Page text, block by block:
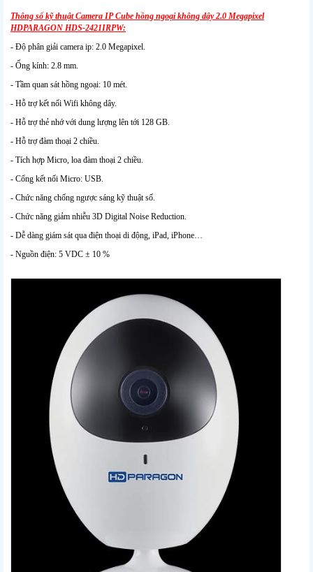
Thông số kỹ thuật Camera IP Cube hồng ngoại không dây 2.0 Megapixel
HDPARAGON HDS-2421IRPW:
- Độ phân giải camera ip: 2.0 Megapixel.
- Ống kính: 2.8 mm.
- Tầm quan sát hồng ngoại: 10 mét.
- Hỗ trợ kết nối Wifi không dây.
- Hỗ trợ thẻ nhớ với dung lượng lên tới 128 GB.
- Hỗ trợ đàm thoại 2 chiều.
- Tích hợp Micro, loa đàm thoại 2 chiều.
- Cổng kết nối Micro: USB.
- Chức năng chống ngược sáng kỹ thuật số.
- Chức năng giảm nhiễu 3D Digital Noise Reduction.
- Dễ dàng giám sát qua điện thoại di động, iPad, iPhone…
- Nguồn điện: 5 VDC ± 10 %